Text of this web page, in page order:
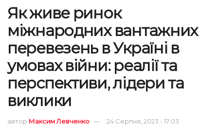
Як живе ринок
міжнародних вантажних
перевезень в Україні в
умовах війни: реалії та
перспективи, лідери та
виклики
автор Максим Левченко 24 Серпня, 2023 - 17:03